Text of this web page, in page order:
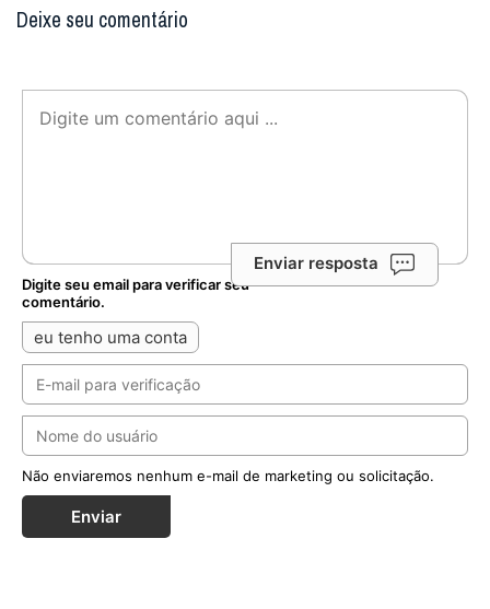
Deixe seu comentário
Enviar resposta
Digite seu email para verificar seu
comentário.
eu tenho uma conta
Não enviaremos nenhum e-mail de marketing ou solicitação.
Enviar